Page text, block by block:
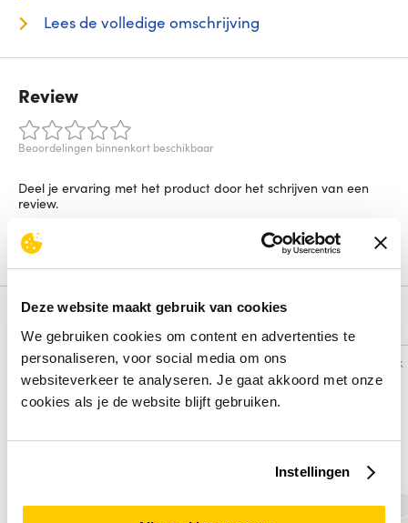
Deze website maakt gebruik van cookies
We gebruiken cookies om content en advertenties te
personaliseren, voor social media om ons
websiteverkeer te analyseren. Je gaat akkoord met onze
cookies als je de website blijft gebruiken.
Instellingen
Lees de volledige omschrijving
Review
Beoordelingen binnenkort beschikbaar
Deel je ervaring met het product door het schrijven van een
review.
Schrijf een review
Vergelijk Vergelijk